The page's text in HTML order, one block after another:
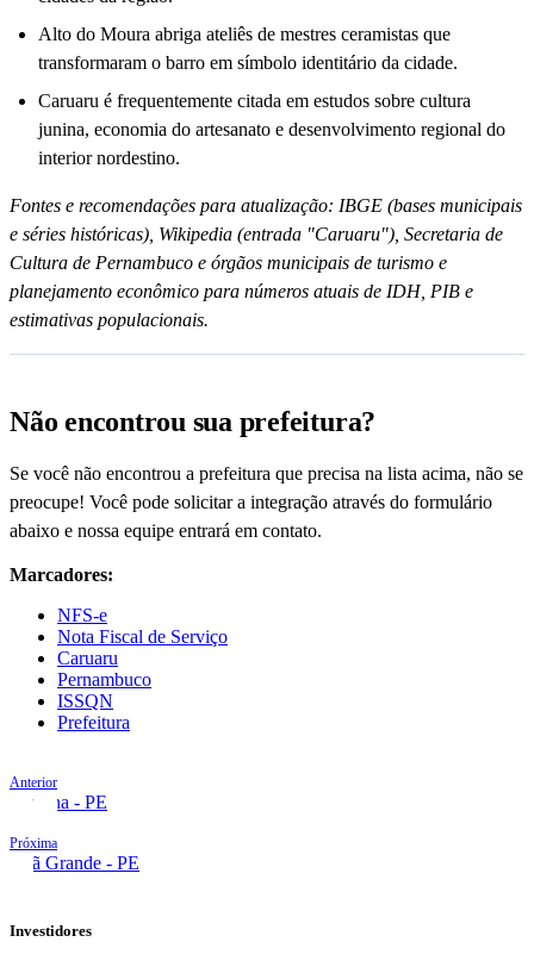
Alto do Moura abriga ateliês de mestres ceramistas que
transformaram o barro em símbolo identitário da cidade.
Caruaru é frequentemente citada em estudos sobre cultura
junina, economia do artesanato e desenvolvimento regional do
interior nordestino.
Fontes e recomendações para atualização: IBGE (bases municipais
e séries históricas), Wikipedia (entrada "Caruaru"), Secretaria de
Cultura de Pernambuco e órgãos municipais de turismo e
planejamento econômico para números atuais de IDH, PIB e
estimativas populacionais.
Não encontrou sua prefeitura?
Se você não encontrou a prefeitura que precisa na lista acima, não se
preocupe! Você pode solicitar a integração através do formulário
abaixo e nossa equipe entrará em contato.
Marcadores:
NFS-e
Nota Fiscal de Serviço
Caruaru
Pernambuco
ISSQN
Prefeitura
Anterior
Carpina - PE
Próxima
Chã Grande - PE
Investidores